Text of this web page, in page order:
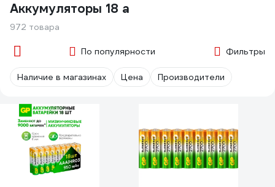
Аккумуляторы 18 а
972 товара
По популярности Фильтры
Наличие в магазинах Цена Производители